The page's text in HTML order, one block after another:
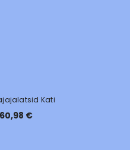
Kati
60,98 €